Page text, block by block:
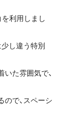
を利用しまし
し違う特別
た雰囲気で、
で、スペーシ